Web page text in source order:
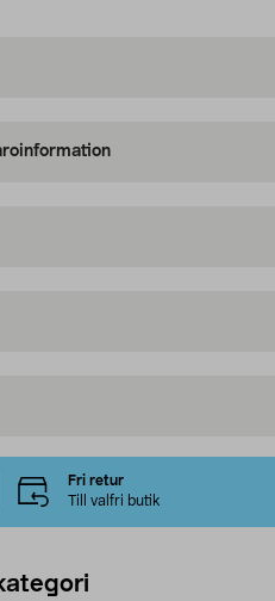
Fri retur
Till valfri butik